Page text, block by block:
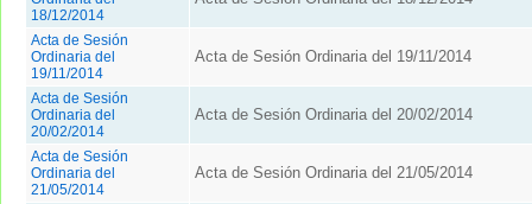
18/12/2014
Acta de Sesión
Ordinaria del
19/11/2014
Acta de Sesión Ordinaria del 19/11/2014
Acta de Sesión
Ordinaria del
20/02/2014
Acta de Sesión Ordinaria del 20/02/2014
Acta de Sesión
Ordinaria del
21/05/2014
Acta de Sesión Ordinaria del 21/05/2014